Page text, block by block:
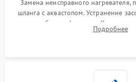
Замена неисправного нагревателя,
шланга с аквастопом. Устранение
патрубках и фильтрах.
управления, восстановление
Подробнее